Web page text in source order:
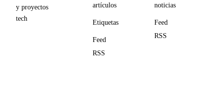
y proyectos
tech
artículos
Etiquetas
Feed
RSS
noticias
Feed
RSS